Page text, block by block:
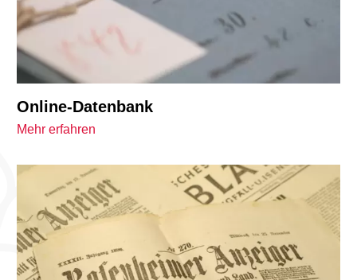
Online-Datenbank
Mehr erfahren